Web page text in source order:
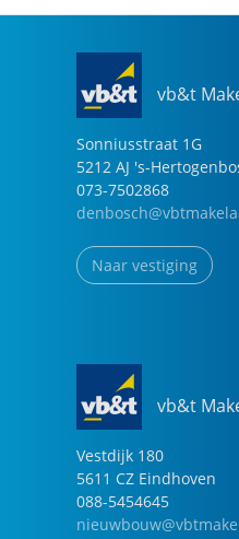
vb&t
Sonniusstraat 1G
5212 AJ 's-
073-7502868
Naar vestiging
vb&t
Vestdijk 180
5611 CZ Eindhoven
088-5454645